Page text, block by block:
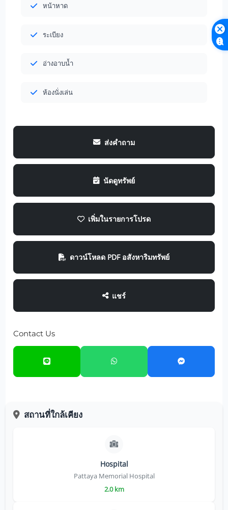
หน้าหาด
ระเบียง
อ่างอาบน้ำ
ห้องนั่งเล่น
ส่งคำถาม
นัดดูทรัพย์
เพิ่มในรายการโปรด
ดาวน์โหลด PDF อสังหาริมทรัพย์
แชร์
Contact Us
สถานที่ใกล้เคียง
Hospital
Pattaya Memorial Hospital
2.0 km